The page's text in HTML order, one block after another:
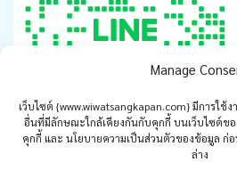
Manage
เว็บไซต์ {www.wiwatsangkapan.com} มีการใช้
อื่นที่มีลักษณะใกล้เคียงกันกับคุกกี้ บนเว็บไซต์ขอ
คุกกี้ และ นโยบายความเป็นส่วนตัวของข้อมูล ก่
ล่าง